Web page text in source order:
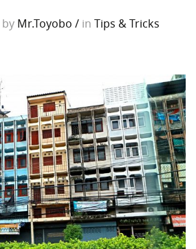
by Mr.Toyobo / in Tips & Tricks